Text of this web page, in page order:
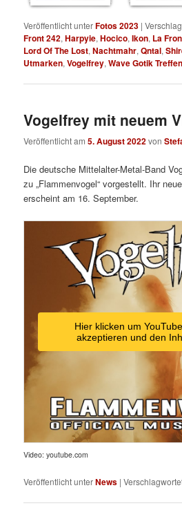
Veröffentlicht unterFotos 2023 |
Front 242,Harpyie,Hocico,Ikon, La
Lord Of The Lost,Nachtmahr,Qntal,
Utmarken,Vogelfrey,Wave Gotik Treffen
Vogelfrey mit neuem
Veröffentlicht am5. August 2022von
Die deutsche Mittelalter-Metal-Band
zu „Flammenvogel“ vorgestellt. Ihr
erscheint am 16. September.
Hier klicken um
akzeptieren und den
Video: youtube.com
Veröffentlicht unterNews |